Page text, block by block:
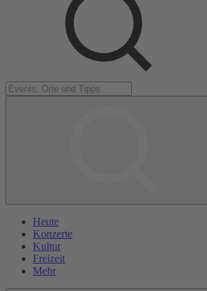
Heute
Konzerte
Kultur
Freizeit
Mehr